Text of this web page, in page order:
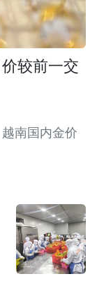
较前一交
南国内金价